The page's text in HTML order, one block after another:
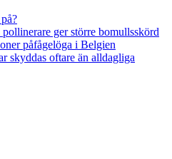
pollinerare ger större bomullsskörd
påfågelöga i Belgien
skyddas oftare än alldagliga